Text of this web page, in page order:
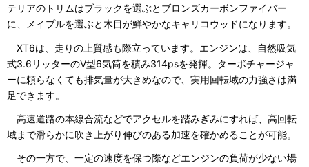
テリアのトリムはブラックを選ぶとブロンズカーボンファイバー
に、メイプルを選ぶと木目が鮮やかなキャリコウッドになります。
XT6は、走りの上質感も際立っています。エンジンは、自然吸気
式3.6リッターのV型6気筒を積み314psを発揮。ターボチャージャ
ーに頼らなくても排気量が大きめなので、実用回転域の力強さは満
足できます。
高速道路の本線合流などでアクセルを踏みぎみにすれば、高回転
域まで滑らかに吹き上がり伸びのある加速を確かめることが可能。
その一方で、一定の速度を保つ際などエンジンの負荷が少ない場